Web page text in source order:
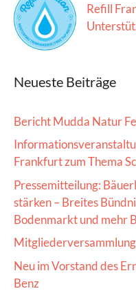
Refill
Neueste Beiträge
Bericht Mudda Natur
Frankfurt zum Thema
Pressemitteilung:
stärken – Breites
Bodenmarkt und mehr
Neu im Vorstand des
Benz